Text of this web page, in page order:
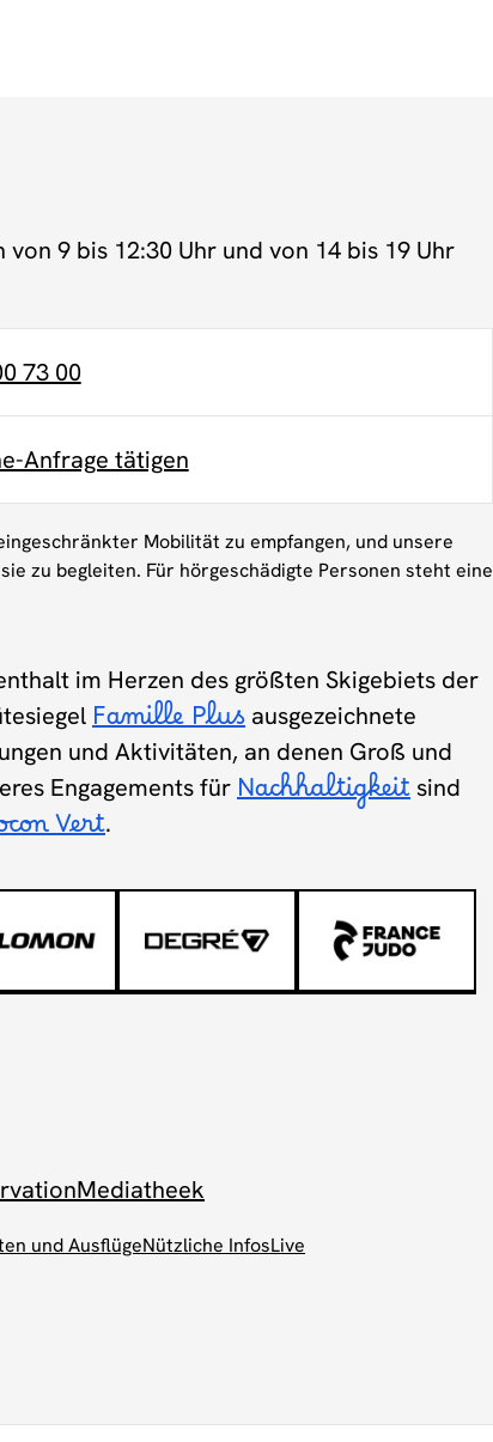
von 9 bis 12:30 Uhr und von 14 bis 19 Uhr
73 00
Anfrage tätigen
Mobilität zu empfangen, und unsere
zu begleiten. Für hörgeschädigte Personen steht eine
im Herzen des größten Skigebiets der
Famille Plus ausgezeichnete
und Aktivitäten, an denen Groß und
Engagements fürNachhaltigkeit sind
Vert.
Mediatheek
und AusflügeNützliche InfosLive